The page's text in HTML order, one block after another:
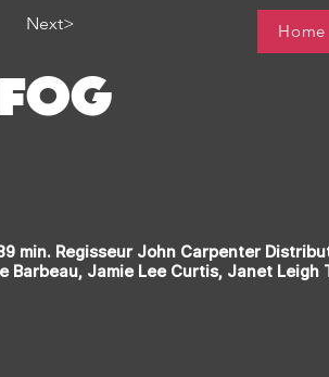
Next> Home
min. Regisseur John Carpenter
Barbeau, Jamie Lee Curtis, Janet Leigh